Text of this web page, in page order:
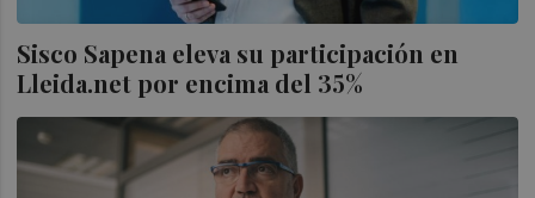
Sisco Sapena eleva su participación en
Lleida.net por encima del 35%